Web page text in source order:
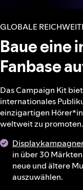
GLOBALE
Baue eine
Fanbase
Das Campaign Kit
internationales
einzigartigen
weltweit zu promoten.
in über 30
neue und ältere
auszuwählen.